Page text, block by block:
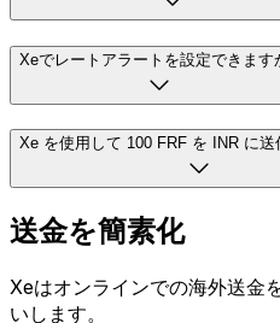
Xeでレートアラートを設定できます
Xe を使用して 100 FRF を INR に送
送金を簡素化
Xeはオンラインでの海外送金
いします。